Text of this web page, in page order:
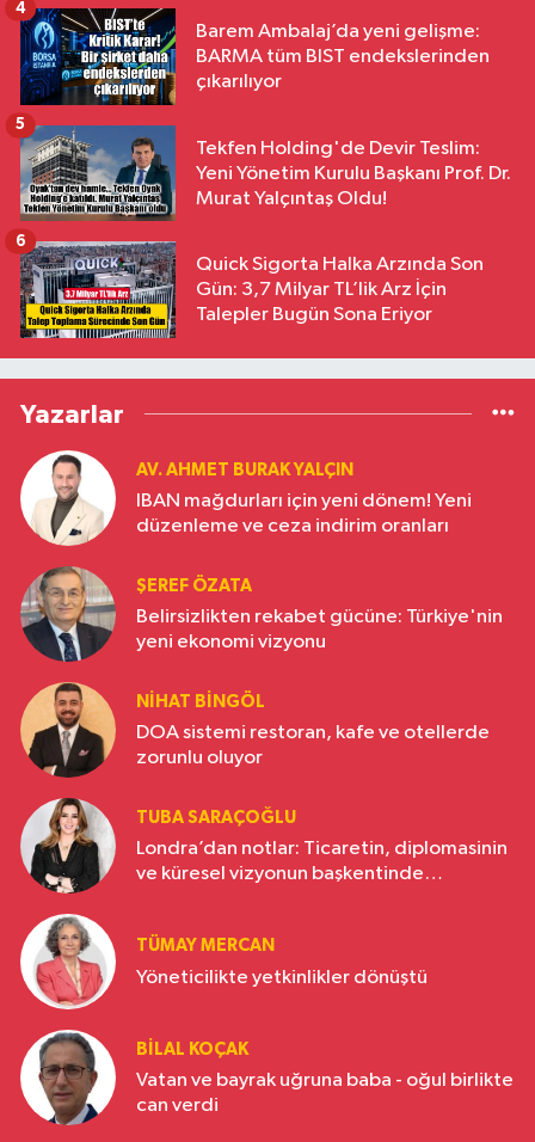
Barem Ambalaj’da yeni gelişme:
BARMA tüm BIST endekslerinden
çıkarılıyor
4
Tekfen Holding'de Devir Teslim:
Yeni Yönetim Kurulu Başkanı Prof. Dr.
Murat Yalçıntaş Oldu!
5
Quick Sigorta Halka Arzında Son
Gün: 3,7 Milyar TL’lik Arz İçin
Talepler Bugün Sona Eriyor
6
Yazarlar
AV. AHMET BURAK YALÇIN
IBAN mağdurları için yeni dönem! Yeni
düzenleme ve ceza indirim oranları
ŞEREF ÖZATA
Belirsizlikten rekabet gücüne: Türkiye'nin
yeni ekonomi vizyonu
NIHAT BINGÖL
DOA sistemi restoran, kafe ve otellerde
zorunlu oluyor
TUBA SARAÇOĞLU
Londra’dan notlar: Ticaretin, diplomasinin
ve küresel vizyonun başkentinde
TÜMAY MERCAN
Yöneticilikte yetkinlikler dönüştü
BILAL KOÇAK
Vatan ve bayrak uğruna baba - oğul birlikte
can verdi